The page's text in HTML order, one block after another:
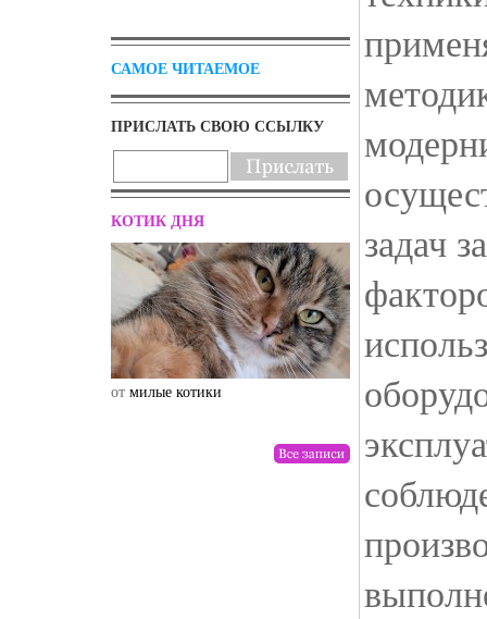
САМОЕ ЧИТАЕМОЕ
ПРИСЛАТЬ СВОЮ ССЫЛКУ
КОТИК ДНЯ
от милые котики от drunktwi
задач